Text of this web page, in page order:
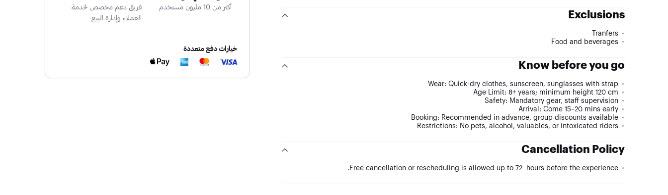
أكثر من 10 مليون مستخدم
فريق دعم مخصص لخدمة
العملاء وإدارة البيع
خيارات دفع متعددة
Exclusions
Tranfers
Food and beverages
Know before you go
Wear: Quick-dry clothes, sunscreen, sunglasses with strap
Age Limit: 8+ years; minimum height 120 cm
Safety: Mandatory gear, staff supervision
Arrival: Come 15–20 mins early
Booking: Recommended in advance, group discounts available
Restrictions: No pets, alcohol, valuables, or intoxicated riders
Cancellation Policy
Free cancellation or rescheduling is allowed up to 72 hours before the experience.